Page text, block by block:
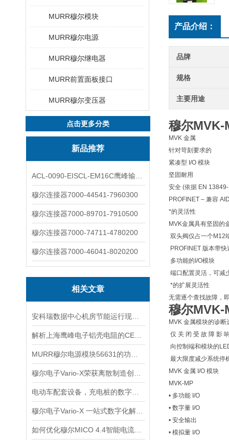
MURR穆尔模块
MURR穆尔电源
MURR穆尔继电器
MURR前置面板接口
MURR穆尔变压器
点击更多分类
新品推荐
穆尔连接器7000-44541-7960300
穆尔连接器7000-89701-7910500
穆尔连接器7000-74711-4780200
穆尔连接器7000-46041-8020200
相关文章
产品介绍：
品牌
规格
主要用途
穆尔MVK-
MVK 金属
针对苛刻要求的
紧凑型 I/O 模块
坚固耐用
安全 (依据 EN
PROFINET – 兼容
*的灵活性
MVK金属具有坚固的
 双头阀仅占一个M12
 PROFINET 版本带
 多功能的I/O模块
 端口配置灵活，可
 *的扩展灵活性
无需逐个查找故障，
穆尔MVK-
MVK 金属模块的诊
 仅 关 闭 受 故 障
 向控制端和模块的
 最大限度减少系统
MVK 金属 I/O 模块
MVK-MP
• 多功能 I/O
• 数字量 I/O
• 安全输出
• 模拟量 I/O